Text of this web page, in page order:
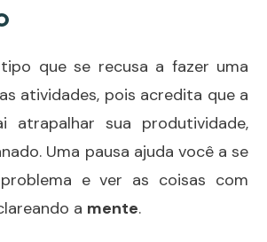
que se recusa a fazer uma
atividades, pois acredita que a
atrapalhar sua produtividade,
Uma pausa ajuda você a se
e ver as coisas com
a mente.